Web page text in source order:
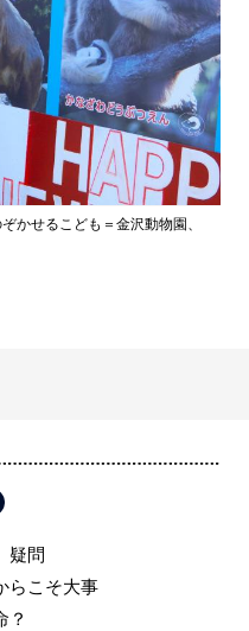
かせるこども＝金沢動物園、
疑問
らこそ大事
？